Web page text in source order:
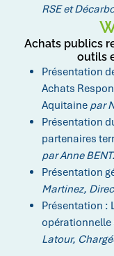
RSE et
Achats publics
outils
Présentation
Achats
Aquitaine par
Présentation
partenaires
parAnne
Présentation
Martinez,
Présentation :
opérationnelle
Latour,